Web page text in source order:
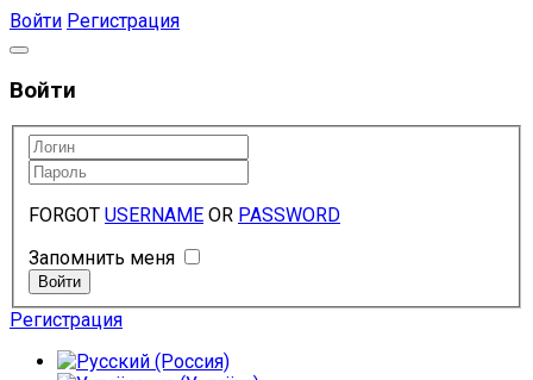
Войти Регистрация
Войти
FORGOT USERNAME OR PASSWORD
Запомнить меня
Регистрация